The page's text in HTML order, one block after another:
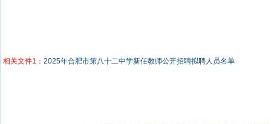
相关文件1： 2025年合肥市第八十二中学新任教师公开招聘拟聘人员名单